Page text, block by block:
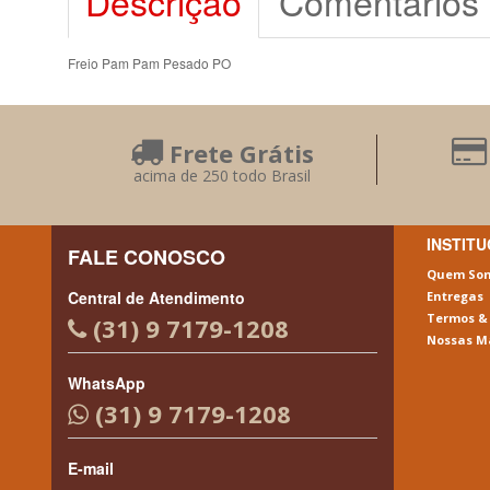
Freio Pam Pam Pesado PO
Frete Grátis
acima de 250 todo Brasil
FALE CONOSCO
Central de Atendimento
(31) 9 7179-1208
WhatsApp
(31) 9 7179-1208
E-mail
Quem
Entregas
Termos
Nossas